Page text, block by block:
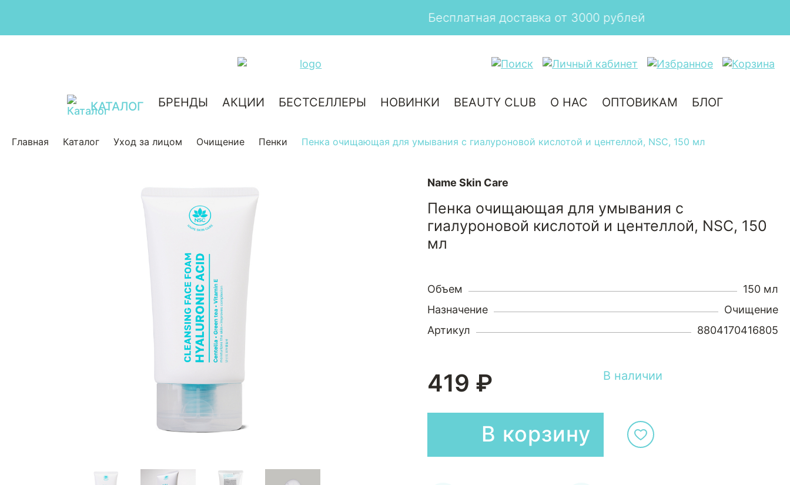
Бесплатная доставка от 3000 рублей
КАТАЛОГ БРЕНДЫ АКЦИИ БЕСТСЕЛЛЕРЫ НОВИНКИ BEAUTY CLUB О НАС ОПТОВИКАМ БЛОГ
Главная Каталог Уход за лицом Очищение Пенки Пенка очищающая для умывания с гиалуроновой кислотой и центеллой, NSC, 150 мл
Name Skin Care
Пенка очищающая для умывания с
гиалуроновой кислотой и центеллой, NSC, 150
мл
Объем
150 мл
Назначение
Очищение
Артикул
8804170416805
419 ₽ В наличии
В корзину